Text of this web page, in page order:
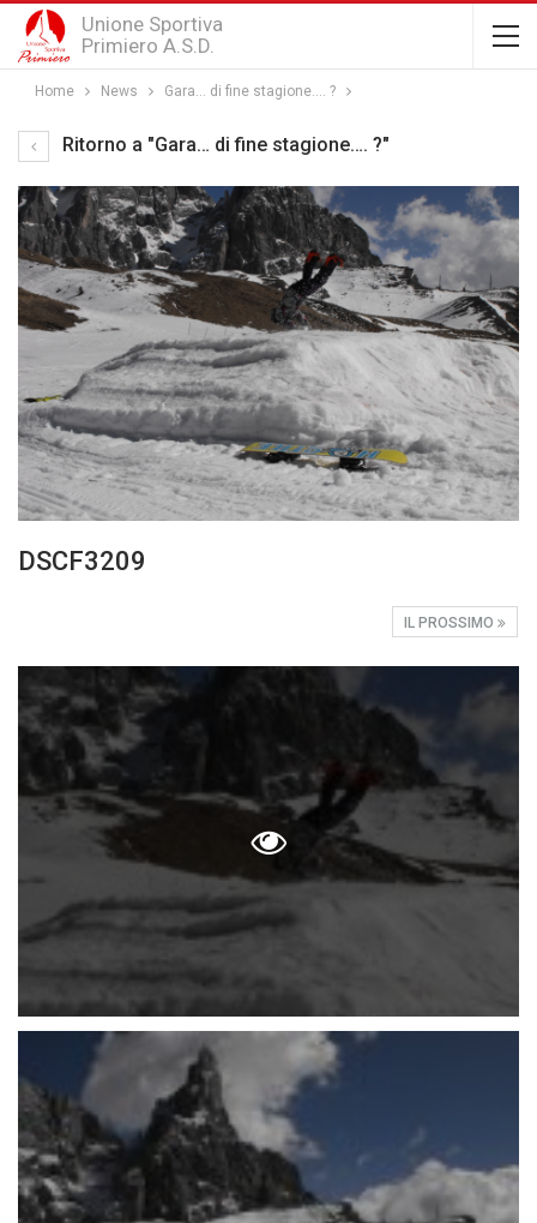
Unione Sportiva
Primiero A.S.D.
Home News Gara… di fine stagione…. ?
Ritorno a "Gara… di fine stagione…. ?"
DSCF3209
IL PROSSIMO